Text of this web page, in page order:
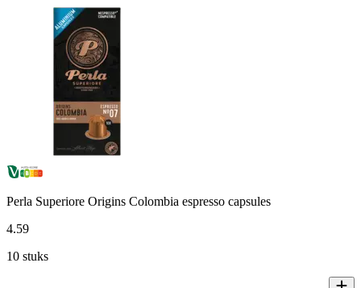
Perla Superiore Origins Colombia espresso capsules
4.59
10 stuks